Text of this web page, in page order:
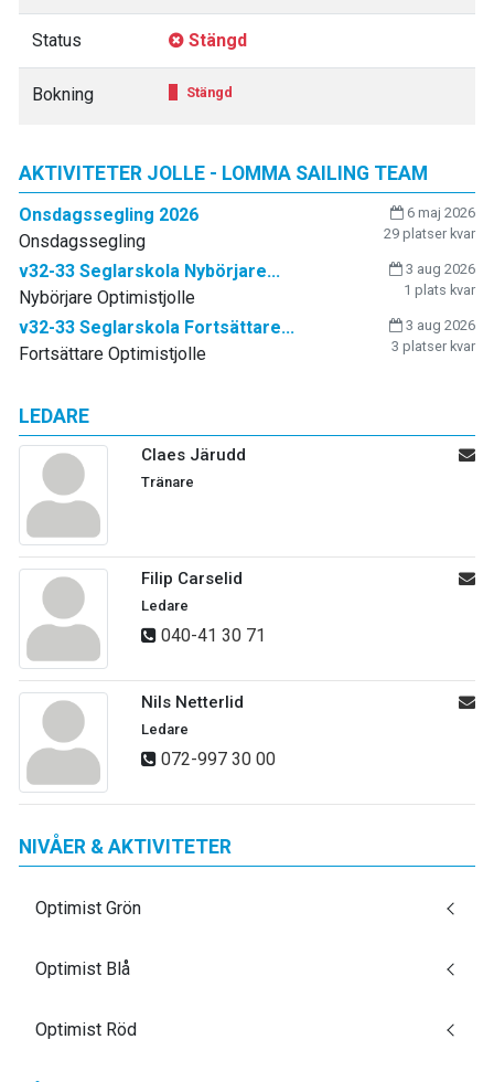
LEDARE
Claes Järudd
Tränare
Filip Carselid
Ledare
040-41 30 71
Nils Netterlid
Ledare
072-997 30 00
Status Stängd
Bokning Stängd
AKTIVITETER JOLLE - LOMMA SAILING TEAM
Onsdagssegling 2026
6 maj 2026
29 platser kvar
Onsdagssegling
v32-33 Seglarskola Nybörjare...
3 aug 2026
1 plats kvar
Nybörjare Optimistjolle
v32-33 Seglarskola Fortsättare...
3 aug 2026
3 platser kvar
Fortsättare Optimistjolle
NIVÅER & AKTIVITETER
Optimist Grön
Optimist Blå
Optimist Röd